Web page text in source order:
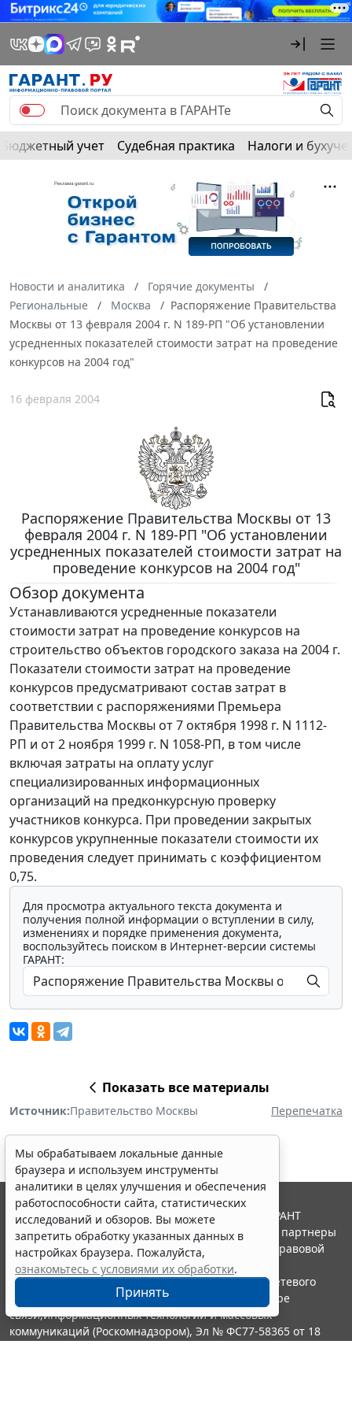
Бюджетный учет Судебная практика Налоги и
Новости и аналитика
Горячие документы
Региональные
Москва
Распоряжение Правительства
Москвы от 13 февраля 2004 г. N 189-РП "Об установлении
усредненных показателей стоимости затрат на проведение
конкурсов на 2004 год"
16 февраля 2004
Распоряжение Правительства Москвы от 13
февраля 2004 г. N 189-РП "Об установлении
усредненных показателей стоимости затрат на
проведение конкурсов на 2004 год"
Обзор документа
Устанавливаются усредненные показатели
стоимости затрат на проведение конкурсов на
строительство объектов городского заказа на 2004 г.
Показатели стоимости затрат на проведение
конкурсов предусматривают состав затрат в
соответствии с распоряжениями Премьера
Правительства Москвы от 7 октября 1998 г. N 1112-
РП и от 2 ноября 1999 г. N 1058-РП, в том числе
включая затраты на оплату услуг
специализированных информационных
организаций на предконкурсную проверку
участников конкурса. При проведении закрытых
конкурсов укрупненные показатели стоимости их
проведения следует принимать с коэффициентом
0,75.
Для просмотра актуального текста документа и
получения полной информации о вступлении в силу,
изменениях и порядке применения документа,
воспользуйтесь поиском в Интернет-версии системы
ГАРАНТ:
Показать все материалы
Источник:Правительство Москвы Перепечатка
Мы обрабатываем локальные данные
браузера и используем инструменты
аналитики в целях улучшения и обеспечения
работоспособности сайта, статистических
исследований и обзоров. Вы можете
запретить обработку указанных данных в
настройках браузера. Пожалуйста,
ознакомьтесь с условиями их обработки.
Принять
© ООО "НПП "ГАРАНТ-СЕРВИС", 2026. Система ГАРАНТ
выпускается с 1990 года. Компания "Гарант" и ее партнеры
являются участниками Российской ассоциации правовой
информации ГАРАНТ.
Портал ГАРАНТ.РУ зарегистрирован в качестве сетевого
издания Федеральной службой по надзору в сфере
связи,информационных технологий и массовых
коммуникаций (Роскомнадзором), Эл № ФС77-58365 от 18